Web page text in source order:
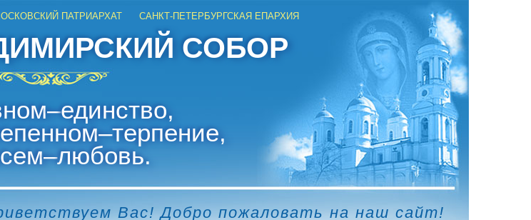
ПАТРИАРХАТ САНКТ-ПЕТЕРБУРГСКАЯ ЕПАРХИЯ
СОБОР
–единство,
–терпение,
–любовь.
Вас! Добро пожаловать на наш сайт!